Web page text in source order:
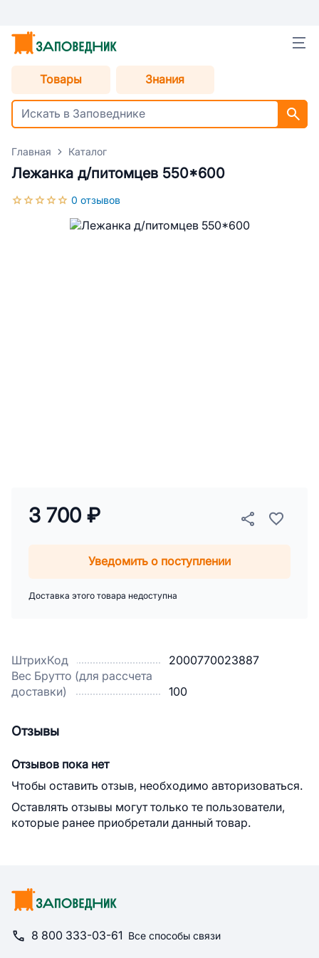
Товары Знания
Главная Каталог
Лежанка д/питомцев 550*600
0 отзывов
ШтрихКод
2000770023887
Вес Брутто (для рассчета
доставки)
100
3 700 ₽
Уведомить о поступлении
Доставка этого товара недоступна
Отзывы
Отзывов пока нет
Чтобы оставить отзыв, необходимо авторизоваться.
Оставлять отзывы могут только те пользователи,
которые ранее приобретали данный товар.
8 800 333-03-61 Все способы связи